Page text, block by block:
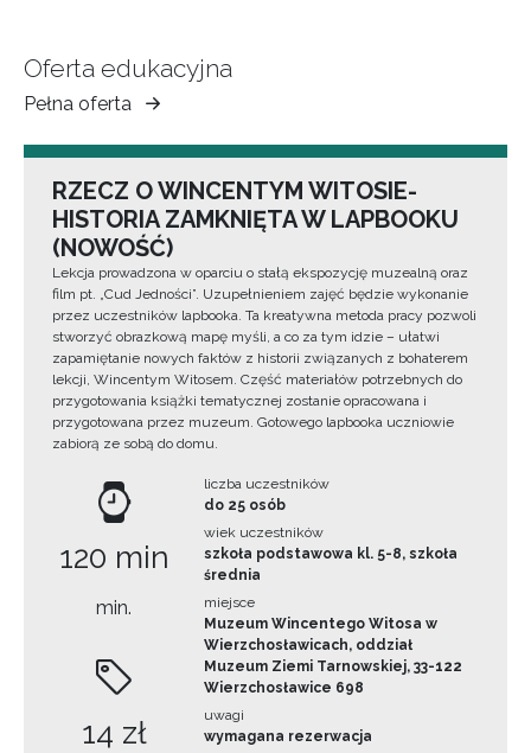
Oferta edukacyjna
Pełna oferta
Muzeum
Ziemi
RZECZ O WINCENTYM WITOSIE-
HISTORIA ZAMKNIĘTA W LAPBOOKU
(NOWOŚĆ)
Lekcja prowadzona w oparciu o stałą ekspozycję muzealną oraz
film pt. „Cud Jedności”. Uzupełnieniem zajęć będzie wykonanie
przez uczestników lapbooka. Ta kreatywna metoda pracy pozwoli
stworzyć obrazkową mapę myśli, a co za tym idzie – ułatwi
zapamiętanie nowych faktów z historii związanych z bohaterem
lekcji, Wincentym Witosem. Część materiałów potrzebnych do
przygotowania książki tematycznej zostanie opracowana i
przygotowana przez muzeum. Gotowego lapbooka uczniowie
zabiorą ze sobą do domu.
120 min
min.
14 zł
liczba uczestników
do 25 osób
wiek uczestników
szkoła podstawowa kl. 5-8, szkoła
średnia
miejsce
Muzeum Wincentego Witosa w
Wierzchosławicach, oddział
Muzeum Ziemi Tarnowskiej, 33-122
Wierzchosławice 698
uwagi
wymagana rezerwacja